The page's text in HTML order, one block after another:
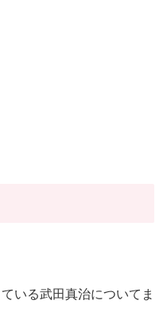
いる武田真治についてま